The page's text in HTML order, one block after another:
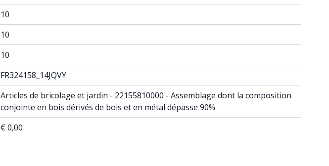
10
10
10
FR324158_14JQVY
Articles de bricolage et jardin - 22155810000 - Assemblage dont la composition
conjointe en bois dérivés de bois et en métal dépasse 90%
€ 0,00